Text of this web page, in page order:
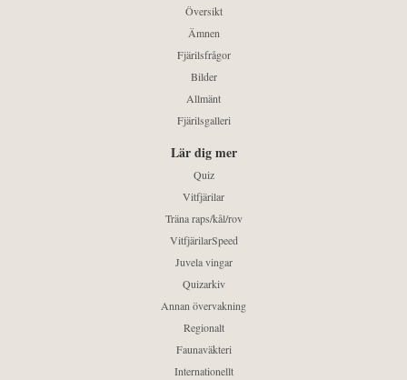
Översikt
Ämnen
Fjärilsfrågor
Bilder
Allmänt
Fjärilsgalleri
Lär dig mer
Quiz
Vitfjärilar
Träna raps/kål/rov
VitfjärilarSpeed
Juvela vingar
Quizarkiv
Annan övervakning
Regionalt
Faunaväkteri
Internationellt